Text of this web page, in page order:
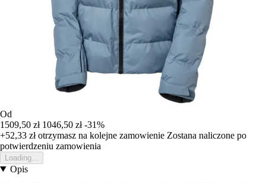
Od
1509,50 zł 1046,50 zł -31%
+52,33 złotrzymasz na kolejne zamowienie Zostana naliczone po
potwierdzeniu zamowienia
Loading...
Opis